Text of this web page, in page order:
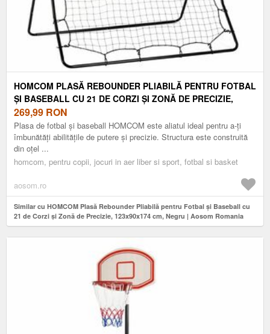
HOMCOM PLASĂ REBOUNDER PLIABILĂ PENTRU FOTBAL
ȘI BASEBALL CU 21 DE CORZI ȘI ZONĂ DE PRECIZIE,
123X90X174 CM, NEGRU | AOSOM ROMANIA
269,99 RON
Plasa de fotbal și baseball HOMCOM este aliatul ideal pentru a-ți
îmbunătăți abilitățile de putere și precizie. Structura este construită
din oțel ...
homcom, pentru copii, jocuri in aer liber si sport, fotbal si basket
aosom.ro
Similar cu HOMCOM Plasă Rebounder Pliabilă pentru Fotbal și Baseball cu
21 de Corzi și Zonă de Precizie, 123x90x174 cm, Negru | Aosom Romania